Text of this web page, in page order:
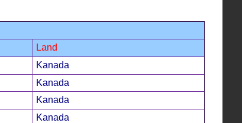
Land
Kanada
Kanada
Kanada
Kanada